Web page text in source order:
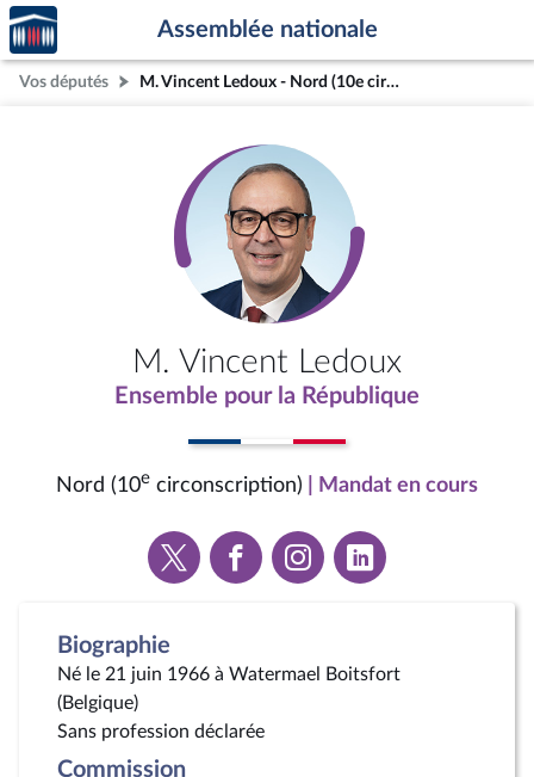
Aller au contenu
Aller en bas de la page
Accèder
à la
page
d'accueil
Assemblée nationale
Vos députés M. Vincent Ledoux - Nord (10e circonscription)
M. Vincent Ledoux
Ensemble pour la République
Nord (10e circonscription) | Mandat en cours
Voir
la
Voir
la
Voir
la
Voir
la
Biographie
Né le 21 juin 1966 à Watermael Boitsfort
(Belgique)
Sans profession déclarée
Commission